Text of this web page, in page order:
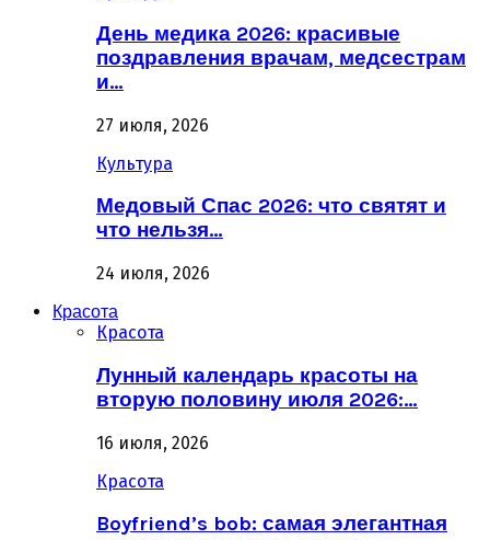
День медика 2026: красивые
поздравления врачам, медсестрам
и…
27 июля, 2026
Культура
Медовый Спас 2026: что святят и
что нельзя…
24 июля, 2026
Красота
Красота
Лунный календарь красоты на
вторую половину июля 2026:…
16 июля, 2026
Красота
Boyfriend’s bob: самая элегантная